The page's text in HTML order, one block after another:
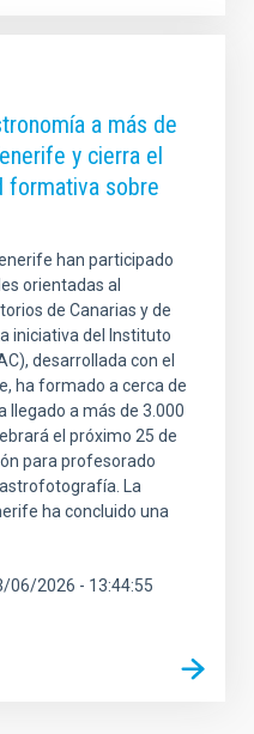
a más de
y cierra el
formativa sobre
han participado
orientadas al
de Canarias y de
iniciativa del Instituto
desarrollada con el
ha formado a cerca de
llegado a más de 3.000
el próximo 25 de
para profesorado
La
ha concluido una
06/2026 - 13:44:55